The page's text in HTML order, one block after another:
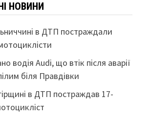
НОВИНИ
в ДТП постраждали
водія Audi, що втік після аварії
біля Правдівки
в ДТП постраждав 17-